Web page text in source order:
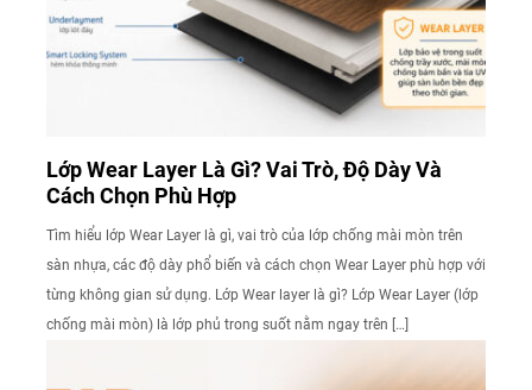
Lớp Wear Layer Là Gì? Vai Trò, Độ Dày Và
Cách Chọn Phù Hợp
Tìm hiểu lớp Wear Layer là gì, vai trò của lớp chống mài mòn trên
sàn nhựa, các độ dày phổ biến và cách chọn Wear Layer phù hợp với
từng không gian sử dụng. Lớp Wear layer là gì? Lớp Wear Layer (lớp
chống mài mòn) là lớp phủ trong suốt nằm ngay trên […]